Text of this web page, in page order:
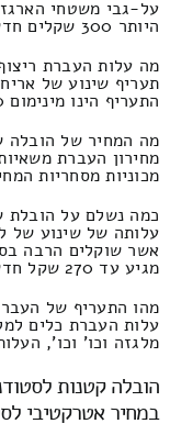
על-גבי משטחי
היותר 300 שקלים חדשים. ע"פ מספר.
מה עלות העברת
תעריף שינוע של
התעריף הינו מינימום 410 ₪.
מה המחיר של הובלה
מחירון העברת
מכוניות מסחריות המחירון הינו 440 וזה
כמה נשלם על הובלת
עלותה של שינוע של
מגיע עד 270 שקל חדש.
מהו התעריף של
עלות העברת כלים
מלגזה וכו' וכו', העלות הוא 450 ומקסימום
הובלה קטנות
במחיר אטרקטיבי